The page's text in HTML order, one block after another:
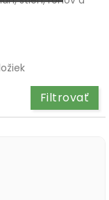
Filtrovať